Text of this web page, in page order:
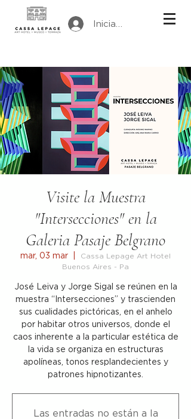
Iniciar sesión
Visite la Muestra
"Intersecciones" en la
Galeria Pasaje Belgrano
mar, 03 mar
Cassa Lepage Art Hotel
Buenos Aires - Pa
José Leiva y Jorge Sigal se reúnen en la
muestra “Intersecciones” y trascienden
sus cualidades pictóricas, en el anhelo
por habitar otros universos, donde el
caos inherente a la particular estética de
la vida se organiza en estructuras
apolíneas, tonos resplandecientes y
patrones hipnotizantes.
Las entradas no están a la